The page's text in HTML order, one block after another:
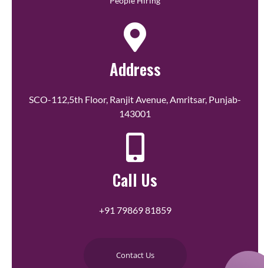
Address
SCO-112,5th Floor, Ranjit Avenue, Amritsar, Punjab-
143001
Call Us
+91 79869 81859
Contact Us